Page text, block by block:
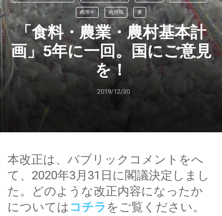
肉用牛 肉用鶏 豚
「食料・農業・農村基本計
画」5年に一回。国にご意見
を！
2019/12/30
本改正は、パブリックコメントをへ
て、2020年3月31日に閣議決定しまし
た。どのような改正内容になったか
については コチラ をご覧ください。